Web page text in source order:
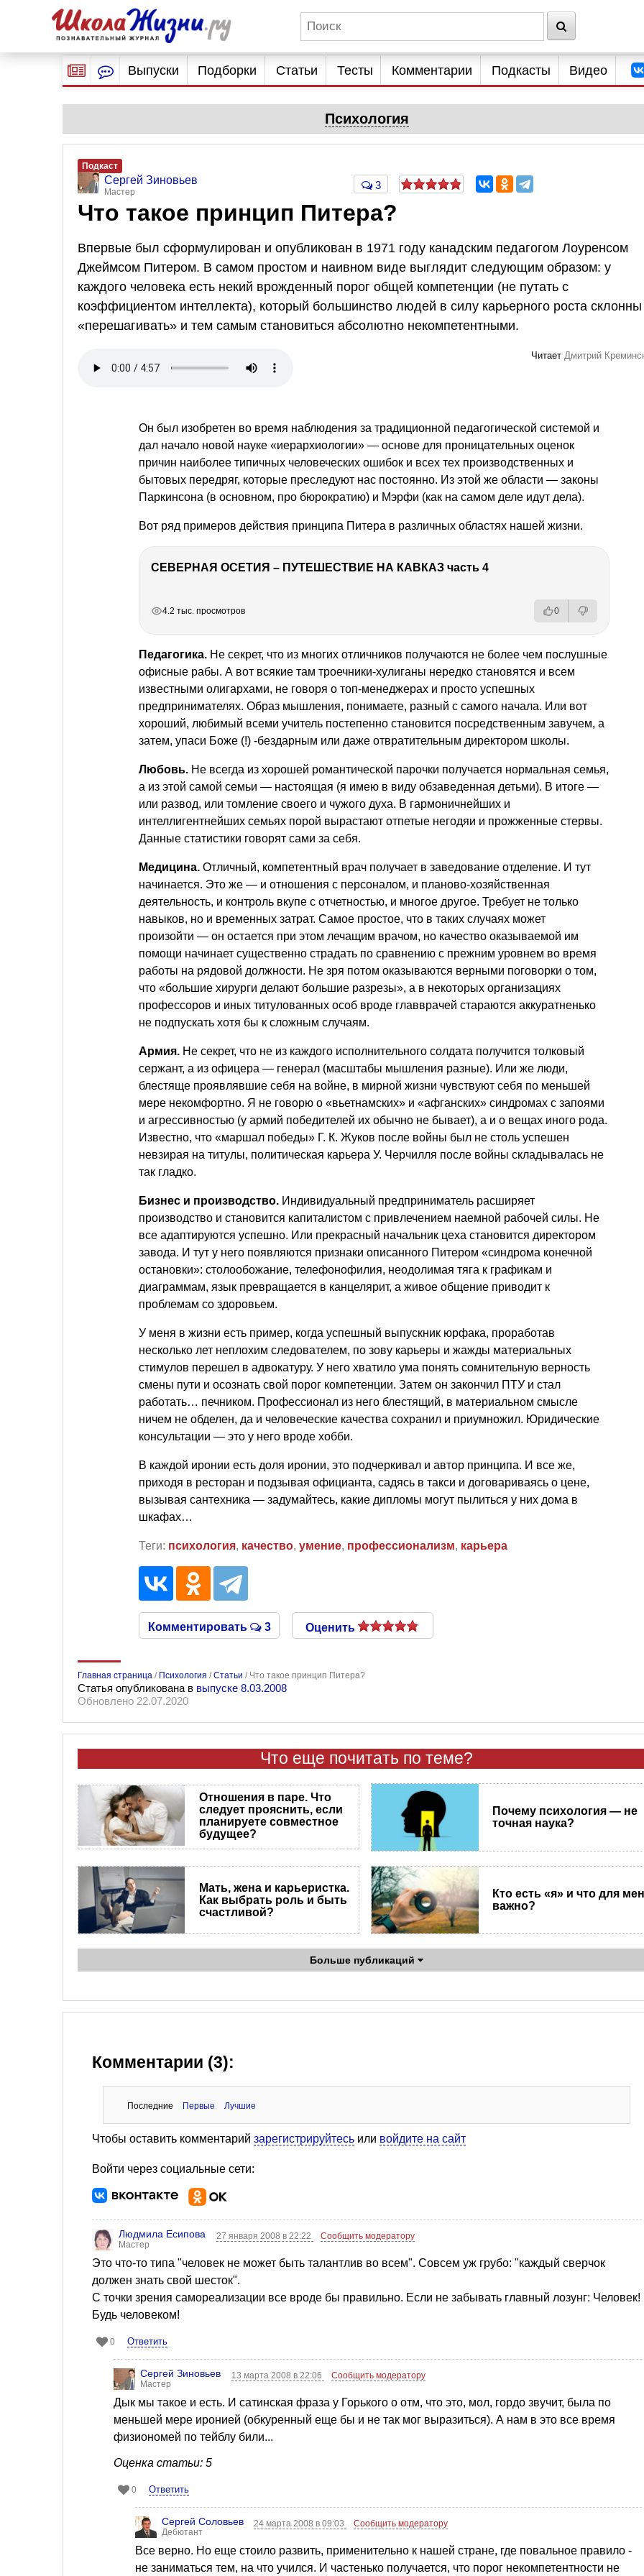
Выпуски Подборки Статьи Тесты Комментарии Подкасты Видео
Психология
Подкаст
Сергей Зиновьев
Мастер
3
Что такое принцип Питера?
Впервые был сформулирован и опубликован в 1971 году канадским педагогом Лоуренсом
Джеймсом Питером. В самом простом и наивном виде выглядит следующим образом: у
каждого человека есть некий врожденный порог общей компетенции (не путать с
коэффициентом интеллекта), который большинство людей в силу карьерного роста склонны
«перешагивать» и тем самым становиться абсолютно некомпетентными.
Читает Дмитрий
Он был изобретен во время наблюдения за традиционной педагогической системой и
дал начало новой науке «иерархиологии» — основе для проницательных оценок
причин наиболее типичных человеческих ошибок и всех тех производственных и
бытовых передряг, которые преследуют нас постоянно. Из этой же области — законы
Паркинсона (в основном, про бюрократию) и Мэрфи (как на самом деле идут дела).
Вот ряд примеров действия принципа Питера в различных областях нашей жизни.
СЕВЕРНАЯ ОСЕТИЯ – ПУТЕШЕСТВИЕ НА КАВКАЗ часть 4
4.2 тыс. просмотров 0
Педагогика. Не секрет, что из многих отличников получаются не более чем послушные
офисные рабы. А вот всякие там троечники-хулиганы нередко становятся и всем
известными олигархами, не говоря о топ-менеджерах и просто успешных
предпринимателях. Образ мышления, понимаете, разный с самого начала. Или вот
хороший, любимый всеми учитель постепенно становится посредственным завучем, а
затем, упаси Боже (!) -бездарным или даже отвратительным директором школы.
Любовь. Не всегда из хорошей романтической парочки получается нормальная семья,
а из этой самой семьи — настоящая (я имею в виду обзаведенная детьми). В итоге —
или развод, или томление своего и чужого духа. В гармоничнейших и
интеллигентнейших семьях порой вырастают отпетые негодяи и прожженные стервы.
Данные статистики говорят сами за себя.
Медицина. Отличный, компетентный врач получает в заведование отделение. И тут
начинается. Это же — и отношения с персоналом, и планово-хозяйственная
деятельность, и контроль вкупе с отчетностью, и многое другое. Требует не только
навыков, но и временных затрат. Самое простое, что в таких случаях может
произойти — он остается при этом лечащим врачом, но качество оказываемой им
помощи начинает существенно страдать по сравнению с прежним уровнем во время
работы на рядовой должности. Не зря потом оказываются верными поговорки о том,
что «большие хирурги делают большие разрезы», а в некоторых организациях
профессоров и иных титулованных особ вроде главврачей стараются аккуратненько
не подпускать хотя бы к сложным случаям.
Армия. Не секрет, что не из каждого исполнительного солдата получится толковый
сержант, а из офицера — генерал (масштабы мышления разные). Или же люди,
блестяще проявлявшие себя на войне, в мирной жизни чувствуют себя по меньшей
мере некомфортно. Я не говорю о «вьетнамских» и «афганских» синдромах с запоями
и агрессивностью (у армий победителей их обычно не бывает), а и о вещах иного рода.
Известно, что «маршал победы» Г. К. Жуков после войны был не столь успешен
невзирая на титулы, политическая карьера У. Черчилля после войны складывалась не
так гладко.
Бизнес и производство. Индивидуальный предприниматель расширяет
производство и становится капиталистом с привлечением наемной рабочей силы. Не
все адаптируются успешно. Или прекрасный начальник цеха становится директором
завода. И тут у него появляются признаки описанного Питером «синдрома конечной
остановки»: столообожание, телефонофилия, неодолимая тяга к графикам и
диаграммам, язык превращается в канцелярит, а живое общение приводит к
проблемам со здоровьем.
У меня в жизни есть пример, когда успешный выпускник юрфака, проработав
несколько лет неплохим следователем, по зову карьеры и жажды материальных
стимулов перешел в адвокатуру. У него хватило ума понять сомнительную верность
смены пути и осознать свой порог компетенции. Затем он закончил ПТУ и стал
работать… печником. Профессионал из него блестящий, в материальном смысле
ничем не обделен, да и человеческие качества сохранил и приумножил. Юридические
консультации — это у него вроде хобби.
В каждой иронии есть доля иронии, это подчеркивал и автор принципа. И все же,
приходя в ресторан и подзывая официанта, садясь в такси и договариваясь о цене,
вызывая сантехника — задумайтесь, какие дипломы могут пылиться у них дома в
шкафах…
Теги: психология, качество, умение, профессионализм, карьера
Комментировать 3 Оценить
Главная страница / Психология /Статьи / Что такое принцип Питера?
Статья опубликована в выпуске 8.03.2008
Обновлено 22.07.2020
Что еще почитать по теме?
Отношения в паре. Что
следует прояснить, если
планируете совместное
будущее?
Почему психология — не
точная наука?
Мать, жена и карьеристка.
Как выбрать роль и быть
счастливой?
Кто есть «я» и что для
важно?
Больше публикаций
Комментарии (3):
Последние Первые Лучшие
Чтобы оставить комментарий зарегистрируйтесь или войдите на сайт
Войти через социальные сети:
Людмила Есипова
Мастер
27 января 2008 в 22:22 Сообщить модератору
Это что-то типа "человек не может быть талантлив во всем". Совсем уж грубо: "каждый сверчок
должен знать свой шесток".
С точки зрения самореализации все вроде бы правильно. Если не забывать главный лозунг: Человек!
Будь человеком!
0 Ответить
Сергей Зиновьев
Мастер
13 марта 2008 в 22:06 Сообщить модератору
Дык мы такое и есть. И сатинская фраза у Горького о отм, что это, мол, гордо звучит, была по
меньшей мере иронией (обкуренный еще бы и не так мог выразиться). А нам в это все время
физиономей по тейблу били...
Оценка статьи: 5
0 Ответить
Сергей Соловьев
Дебютант
24 марта 2008 в 09:03 Сообщить модератору
Все верно. Но еще стоило развить, применительно к нашей стране, где повальное правило -
не заниматься тем, на что учился. И частенько получается, что порог некомпетентности не